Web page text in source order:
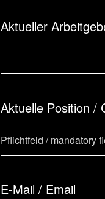
Aktueller
Aktuelle Position /
E-Mail / Email